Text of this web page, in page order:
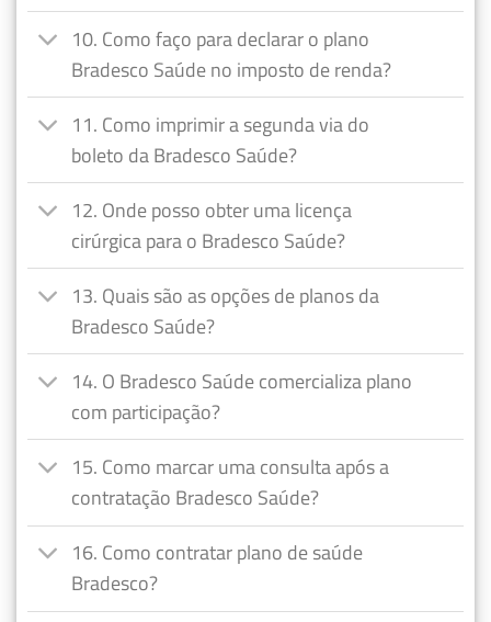
10. Como faço para declarar o plano
Bradesco Saúde no imposto de renda?
11. Como imprimir a segunda via do
boleto da Bradesco Saúde?
12. Onde posso obter uma licença
cirúrgica para o Bradesco Saúde?
13. Quais são as opções de planos da
Bradesco Saúde?
14. O Bradesco Saúde comercializa plano
com participação?
15. Como marcar uma consulta após a
contratação Bradesco Saúde?
16. Como contratar plano de saúde
Bradesco?